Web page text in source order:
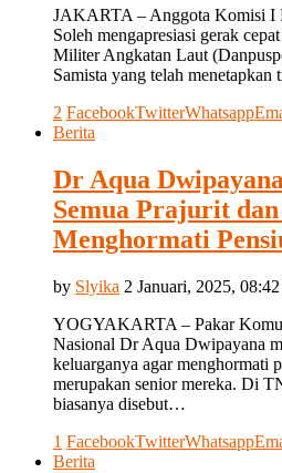
JAKARTA – Anggota Komisi I
Soleh mengapresiasi gerak
Militer Angkatan Laut
Samista yang telah
2 FacebookTwitterWhatsapp
Berita
Dr Aqua
Semua Prajurit
Menghormati
by Slyika 2 Januari, 2025, 08:42
YOGYAKARTA – Pakar
Nasional Dr Aqua Dwipayana
keluarganya agar menghormati
merupakan senior mereka. Di
biasanya disebut…
1 FacebookTwitterWhatsapp
Berita